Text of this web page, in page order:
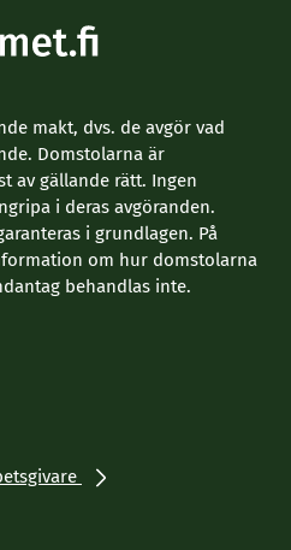
makt, dvs. de avgör vad
Domstolarna är
av gällande rätt. Ingen
i deras avgöranden.
i grundlagen. På
om hur domstolarna
behandlas inte.